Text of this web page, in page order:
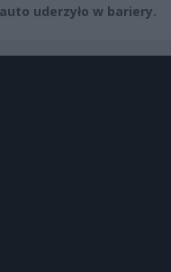
uderzyło w bariery.